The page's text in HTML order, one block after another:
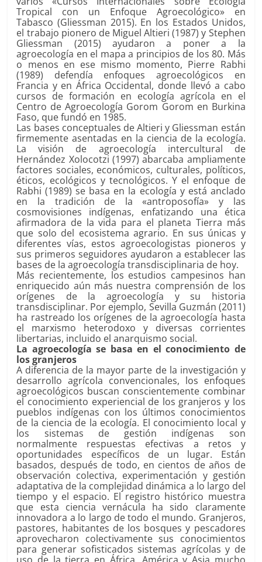
Tropical con un Enfoque Agroecológico» en
Tabasco (Gliessman 2015). En los Estados Unidos,
el trabajo pionero de Miguel Altieri (1987) y Stephen
Gliessman (2015) ayudaron a poner a la
agroecología en el mapa a principios de los 80. Más
o menos en ese mismo momento, Pierre Rabhi
(1989) defendía enfoques agroecológicos en
Francia y en África Occidental, donde llevó a cabo
cursos de formación en ecología agrícola en el
Centro de Agroecología Gorom Gorom en Burkina
Faso, que fundó en 1985.
Las bases conceptuales de Altieri y Gliessman están
firmemente asentadas en la ciencia de la ecología.
La visión de agroecología intercultural de
Hernández Xolocotzi (1997) abarcaba ampliamente
factores sociales, económicos, culturales, políticos,
éticos, ecológicos y tecnológicos. Y el enfoque de
Rabhi (1989) se basa en la ecología y está anclado
en la tradición de la «antroposofía» y las
cosmovisiones indígenas, enfatizando una ética
afirmadora de la vida para el planeta Tierra más
que solo del ecosistema agrario. En sus únicas y
diferentes vías, estos agroecologistas pioneros y
sus primeros seguidores ayudaron a establecer las
bases de la agroecología transdisciplinaria de hoy.
Más recientemente, los estudios campesinos han
enriquecido aún más nuestra comprensión de los
orígenes de la agroecología y su historia
transdisciplinar. Por ejemplo, Sevilla Guzmán (2011)
ha rastreado los orígenes de la agroecología hasta
el marxismo heterodoxo y diversas corrientes
libertarias, incluido el anarquismo social.
La agroecología se basa en el conocimiento de
los granjeros
A diferencia de la mayor parte de la investigación y
desarrollo agrícola convencionales, los enfoques
agroecológicos buscan conscientemente combinar
el conocimiento experiencial de los granjeros y los
pueblos indígenas con los últimos conocimientos
de la ciencia de la ecología. El conocimiento local y
los sistemas de gestión indígenas son
normalmente respuestas efectivas a retos y
oportunidades específicos de un lugar. Están
basados, después de todo, en cientos de años de
observación colectiva, experimentación y gestión
adaptativa de la complejidad dinámica a lo largo del
tiempo y el espacio. El registro histórico muestra
que esta ciencia vernácula ha sido claramente
innovadora a lo largo de todo el mundo. Granjeros,
pastores, habitantes de los bosques y pescadores
aprovecharon colectivamente sus conocimientos
para generar sofisticados sistemas agrícolas y de